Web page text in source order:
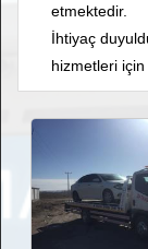
etmektedir.
İhtiyaç
hizmetleri için